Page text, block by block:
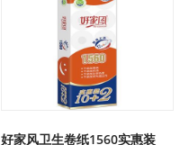
好家风卫生卷纸1560实惠装